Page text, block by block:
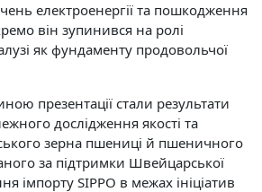
електроенергії та пошкодження
він зупинився на ролі
як фундаменту продовольчої
презентації стали результати
дослідження якості та
зерна пшениці й пшеничного
за підтримки Швейцарської
імпорту SIPPO в межах ініціатив